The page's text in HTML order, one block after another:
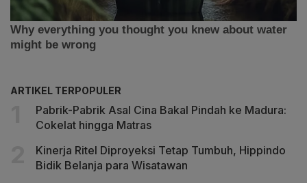
ARTIKEL TERPOPULER
Pabrik-Pabrik Asal Cina Bakal Pindah ke Madura:
Cokelat hingga Matras
Kinerja Ritel Diproyeksi Tetap Tumbuh, Hippindo
Bidik Belanja para Wisatawan